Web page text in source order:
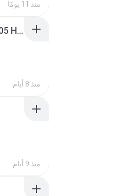
منذ 11 يومًا
[Witanime.com] TSTJWGCDMS EP 05 HD.mp4
منذ 8 أيام
منذ 9 أيام